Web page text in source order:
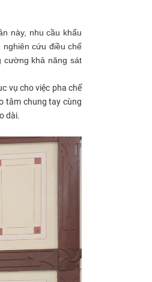
này, nhu cầu khẩu
cứu điều chế
cường khả năng sát
vụ cho việc pha chế
tâm chung tay cùng
dài.​